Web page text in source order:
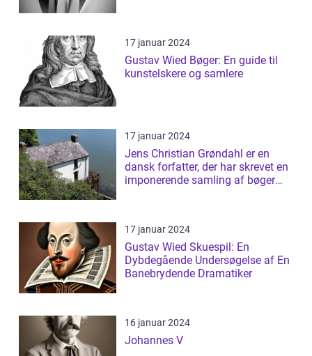
17 januar 2024
Gustav Wied Bøger: En guide til
kunstelskere og samlere
17 januar 2024
Jens Christian Grøndahl er en
dansk forfatter, der har skrevet en
imponerende samling af bøger
17 januar 2024
Gustav Wied Skuespil: En
Dybdegående Undersøgelse af En
Banebrydende Dramatiker
16 januar 2024
Johannes V